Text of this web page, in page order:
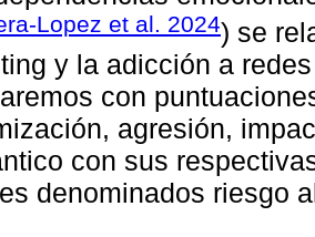
Lopez et al. 2024) se
y la adicción a
con
agresión,
con sus
denominados riesgo